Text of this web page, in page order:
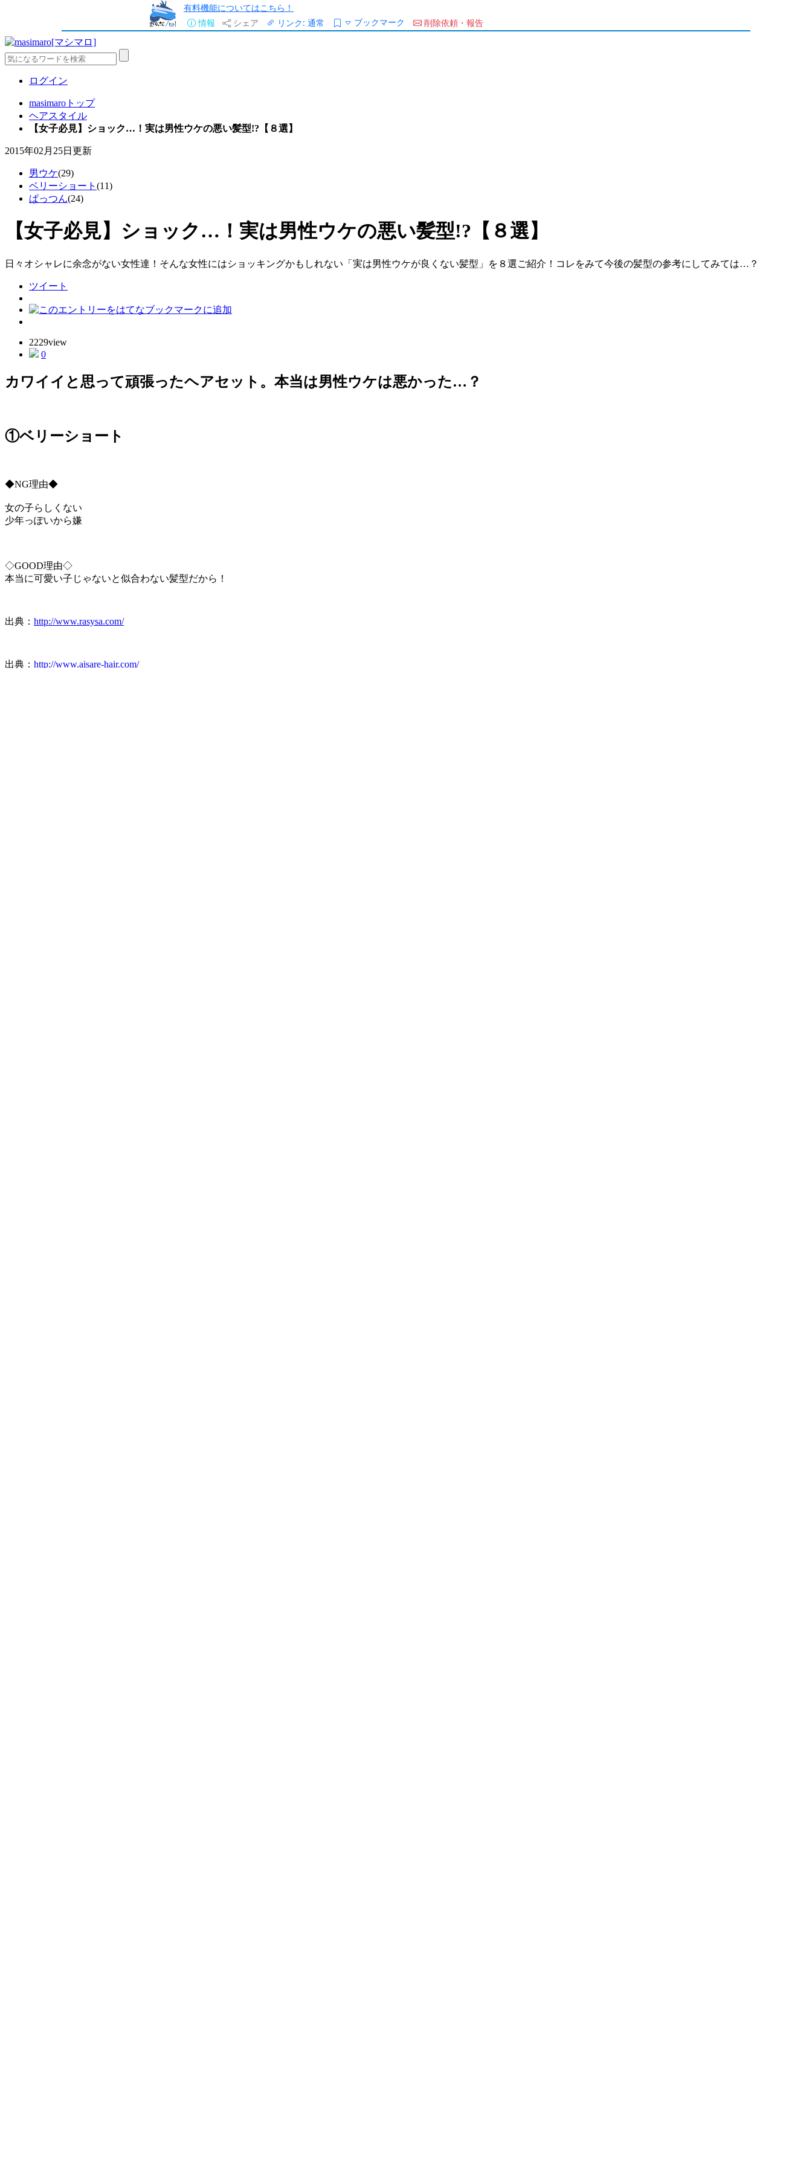
有料機能についてはこちら！
情報
シェア リンク: 通常 ブックマーク 削除依頼・報告